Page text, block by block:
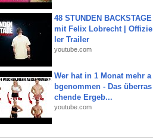
48 STUNDEN BACKSTAGE
mit Felix Lobrecht | Offiziel
ler Trailer
youtube.com
Wer hat in 1 Monat mehr a
bgenommen - Das überras
chende Ergeb...
youtube.com